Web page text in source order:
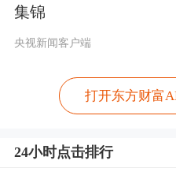
集锦
央视新闻客户端
打开东方财富
24小时点击排行